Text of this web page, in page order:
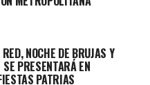
NOCHE DE BRUJAS Y
PRESENTARÁ EN
PATRIAS